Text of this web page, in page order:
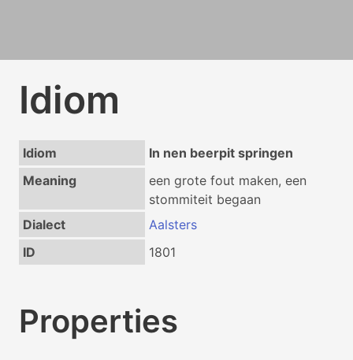
Idiom
Idiom
In nen beerpit springen
Meaning
een grote fout maken, een
stommiteit begaan
Dialect
Aalsters
ID
1801
Properties